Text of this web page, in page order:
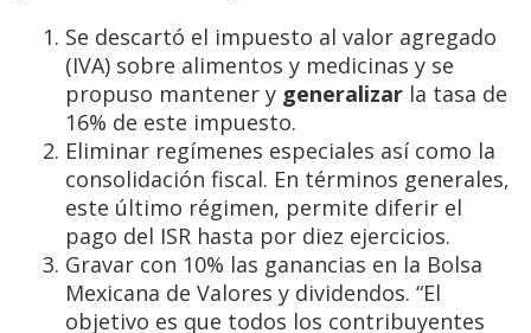
Se descartó el impuesto al valor agregado
(IVA) sobre alimentos y medicinas y se
propuso mantener y generalizar la tasa de
16% de este impuesto.
Eliminar regímenes especiales así como la
consolidación fiscal. En términos generales,
este último régimen, permite diferir el
pago del ISR hasta por diez ejercicios.
Gravar con 10% las ganancias en la Bolsa
Mexicana de Valores y dividendos. “El
objetivo es que todos los contribuyentes